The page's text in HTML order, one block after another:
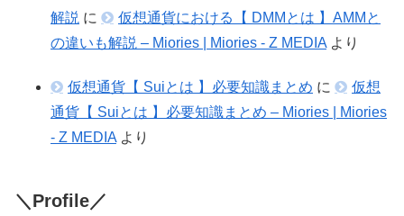
解説 に
仮想通貨における【 DMMとは 】AMMと
の違いも解説 – Miories | Miories - Z MEDIA より
仮想通貨【 Suiとは 】必要知識まとめ に
仮想
通貨【 Suiとは 】必要知識まとめ – Miories | Miories
- Z MEDIA より
＼Profile／